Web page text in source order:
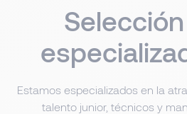
Selección
Estamos especializados en la
talento junior, técnicos y